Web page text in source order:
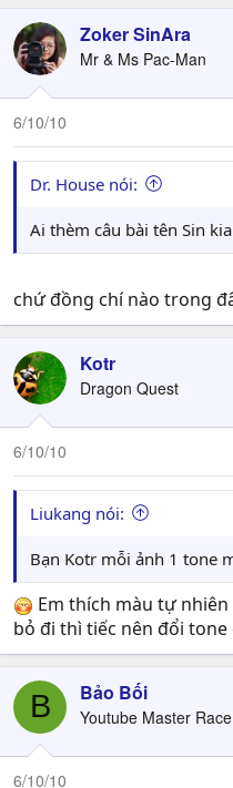
Zoker SinAra
Mr & Ms Pac-Man
6/10/10
Dr. House nói:
Ai thèm câu bài tên Sin kia
chứ đồng chí nào trong
Kotr
Dragon Quest
6/10/10
Liukang nói:
Bạn Kotr mỗi ảnh 1 tone
Em thích màu tự
bỏ đi thì tiếc nên đổi tone
B Bảo Bối
Youtube Master Race
6/10/10